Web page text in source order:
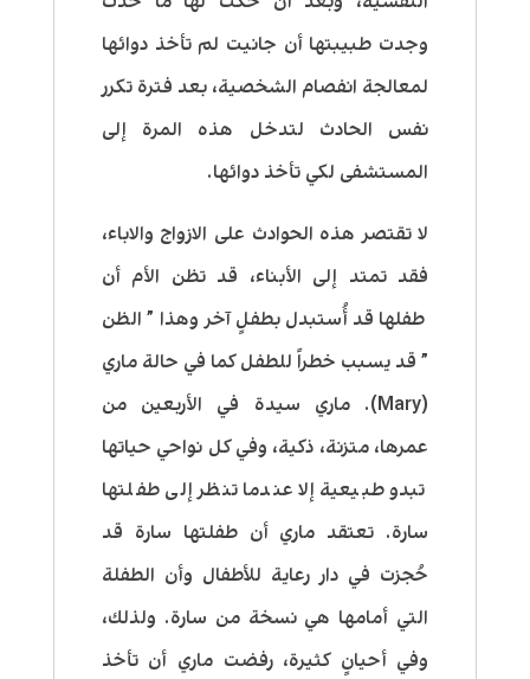
وجدت طبيبتها أن جانيت لم تأخذ دوائها
لمعالجة انفصام الشخصية، بعد فترة تكرر
نفس الحادث لتدخل هذه المرة إلى
المستشفى لكي تأخذ دوائها.
لا تقتصر هذه الحوادث على الازواج والاباء،
فقد تمتد إلى الأبناء، قد تظن الأم أن
طفلها قد أُستبدل بطفلٍ آخر وهذا ” الظن
” قد يسبب خطراً للطفل كما في حالة ماري
(Mary). ماري سيدة في الأربعين من
عمرها، متزنة، ذكية، وفي كل نواحي حياتها
تبدو طبيعية إلا عندما تنظر إلى طفلتها
سارة. تعتقد ماري أن طفلتها سارة قد
حُجزت في دار رعاية للأطفال وأن الطفلة
التي أمامها هي نسخة من سارة. ولذلك،
وفي أحيانٍ كثيرة، رفضت ماري أن تأخذ